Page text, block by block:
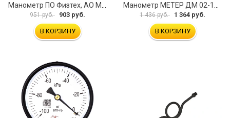
951 руб. 903 руб.
В КОРЗИНУ
1 436 руб. 1 364 руб.
В КОРЗИНУ